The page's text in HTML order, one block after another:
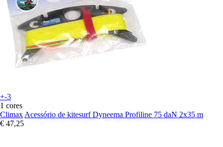
+-3
1 cores
Climax Acessório de kitesurf Dyneema Profiline 75 daN 2x35 m
€ 47,25